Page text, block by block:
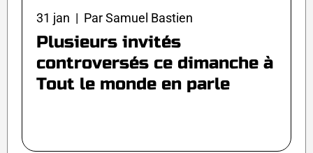
31 jan | Par Samuel Bastien
Plusieurs invités
controversés ce dimanche à
Tout le monde en parle